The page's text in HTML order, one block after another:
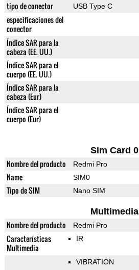
tipo de conector USB Type C
especificaciones del
conector
Índice SAR para la
cabeza (EE. UU.)
Índice SAR para el
cuerpo (EE. UU.)
Índice SAR para la
cabeza (Eur)
Índice SAR para el
cuerpo (Eur)
Sim Card 0
Nombre del producto Redmi Pro
Name SIM0
Tipo de SIM Nano SIM
Multimedia
Nombre del producto Redmi Pro
Características
Multimedia
IR
VIBRATION